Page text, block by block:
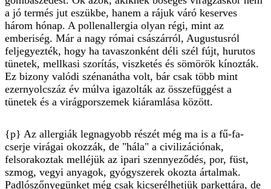
a jó termés jut eszükbe, hanem a rájuk váró keserves
három hónap. A pollenallergia olyan régi, mint az
emberiség. Már a nagy római császárról, Augustusról
feljegyezték, hogy ha tavaszonként déli szél fújt, hurutos
tünetek, mellkasi szorítás, viszketés és sömörök kínozták.
Ez bizony valódi szénanátha volt, bár csak több mint
ezernyolcszáz év múlva igazolták az összefüggést a
tünetek és a virágporszemek kiáramlása között.
{p} Az allergiák legnagyobb részét még ma is a fű-fa-
cserje virágai okozzák, de "hála" a civilizációnak,
felsorakoztak melléjük az ipari szennyeződés, por, füst,
szmog, vegyi anyagok, gyógyszerek okozta ártalmak.
Padlószőnyegünket még csak kicserélhetjük parkettára, de